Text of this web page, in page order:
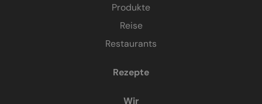
Produkte
Reise
Restaurants
Rezepte
Wir